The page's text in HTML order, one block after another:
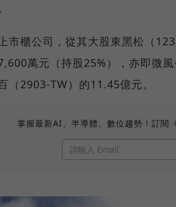
市櫃公司，從其大股東黑松（
萬元（持股25%），亦即微
（2903-TW）的11.45億元。
掌握最新AI、半導體、數位趨勢！訂閱